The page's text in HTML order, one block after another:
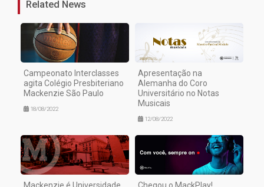
Related News
Campeonato Interclasses
agita Colégio Presbiteriano
Mackenzie São Paulo
18/08/2022
Apresentação na
Alemanha do Coro
Universitário no Notas
Musicais
12/08/2022